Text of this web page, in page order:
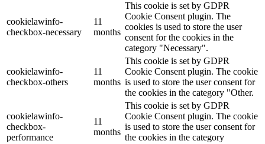
cookielawinfo-
checkbox-necessary
11
months
This cookie is set by GDPR
Cookie Consent plugin. The
cookies is used to store the user
consent for the cookies in the
category "Necessary".
cookielawinfo-
checkbox-others
11
months
This cookie is set by GDPR
Cookie Consent plugin. The cookie
is used to store the user consent for
the cookies in the category "Other.
cookielawinfo-
checkbox-
performance
11
months
This cookie is set by GDPR
Cookie Consent plugin. The cookie
is used to store the user consent for
the cookies in the category